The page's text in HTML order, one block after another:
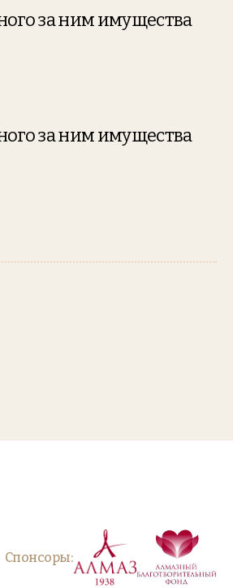
за ним имущества
за ним имущества
Спонсоры: